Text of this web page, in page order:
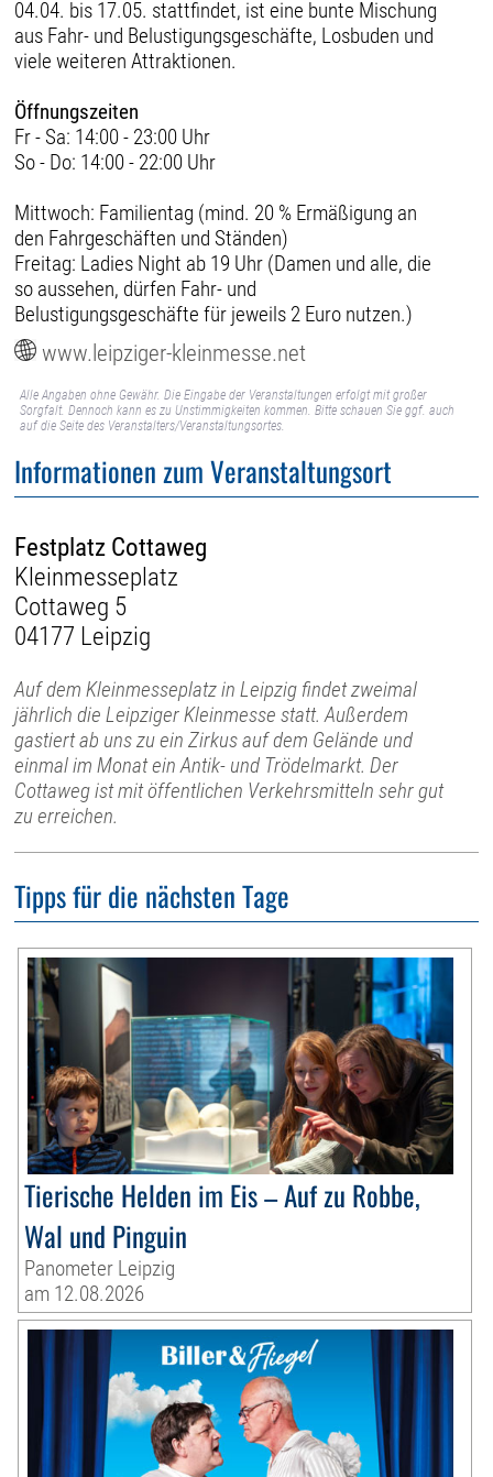
04.04. bis 17.05. stattfindet, ist eine bunte Mischung
aus Fahr- und Belustigungsgeschäfte, Losbuden und
viele weiteren Attraktionen.
Öffnungszeiten
Fr - Sa: 14:00 - 23:00 Uhr
So - Do: 14:00 - 22:00 Uhr
Mittwoch: Familientag (mind. 20 % Ermäßigung an
den Fahrgeschäften und Ständen)
Freitag: Ladies Night ab 19 Uhr (Damen und alle, die
so aussehen, dürfen Fahr- und
Belustigungsgeschäfte für jeweils 2 Euro nutzen.)
www.leipziger-kleinmesse.net
Alle Angaben ohne Gewähr. Die Eingabe der Veranstaltungen erfolgt mit großer
Sorgfalt. Dennoch kann es zu Unstimmigkeiten kommen. Bitte schauen Sie ggf. auch
auf die Seite des Veranstalters/Veranstaltungsortes.
Informationen zum Veranstaltungsort
Festplatz Cottaweg
Kleinmesseplatz
Cottaweg 5
04177 Leipzig
Auf dem Kleinmesseplatz in Leipzig findet zweimal
jährlich die Leipziger Kleinmesse statt. Außerdem
gastiert ab uns zu ein Zirkus auf dem Gelände und
einmal im Monat ein Antik- und Trödelmarkt. Der
Cottaweg ist mit öffentlichen Verkehrsmitteln sehr gut
zu erreichen.
Tipps für die nächsten Tage
Tierische Helden im Eis – Auf zu Robbe,
Wal und Pinguin
Panometer Leipzig
am 12.08.2026